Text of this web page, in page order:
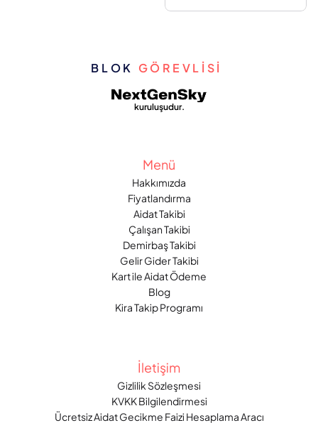
BLOK GÖREVLİSİ
kuruluşudur.
Menü
Hakkımızda
Fiyatlandırma
Aidat Takibi
Çalışan Takibi
Demirbaş Takibi
Gelir Gider Takibi
Kart ile Aidat Ödeme
Blog
Kira Takip Programı
İletişim
Gizlilik Sözleşmesi
KVKK Bilgilendirmesi
Ücretsiz Aidat Gecikme Faizi Hesaplama Aracı